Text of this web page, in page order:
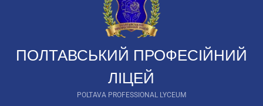
ПОЛТАВСЬКИЙ ПРОФЕСІЙНИЙ
ЛІЦЕЙ
POLTAVA PROFESSIONAL LYCEUM